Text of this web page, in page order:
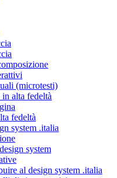
(microtesti)
alta fedeltà
fedeltà
system .italia
system
al design system .italia